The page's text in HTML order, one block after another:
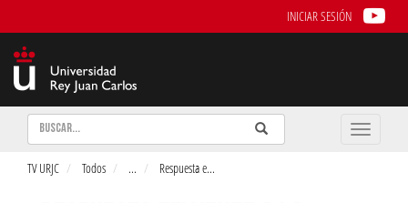
INICIAR SESIÓN
Buscar Enviar
Buscar
Toggle
TV URJC Todos ... Respuesta e...